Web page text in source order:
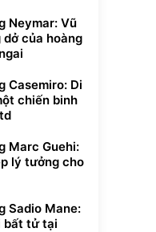
Neymar: Vũ
dở của hoàng
Casemiro: Di
chiến binh
Marc Guehi:
lý tưởng cho
Sadio Mane:
bất tử tại